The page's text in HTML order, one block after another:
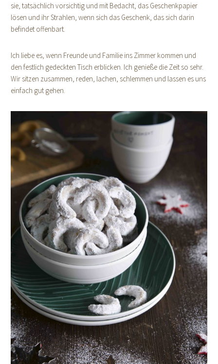
sie, tatsächlich vorsichtig und mit Bedacht, das Geschenkpapier
lösen und ihr Strahlen, wenn sich das Geschenk, das sich darin
befindet offenbart.
Ich liebe es, wenn Freunde und Familie ins Zimmer kommen und
den festlich gedeckten Tisch erblicken. Ich genieße die Zeit so sehr.
Wir sitzen zusammen, reden, lachen, schlemmen und lassen es uns
einfach gut gehen.